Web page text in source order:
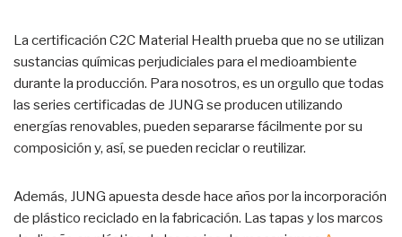
La certificación C2C Material Health prueba que no se utilizan
sustancias químicas perjudiciales para el medioambiente
durante la producción. Para nosotros, es un orgullo que todas
las series certificadas de JUNG se producen utilizando
energías renovables, pueden separarse fácilmente por su
composición y, así, se pueden reciclar o reutilizar.
Además, JUNG apuesta desde hace años por la incorporación
de plástico reciclado en la fabricación. Las tapas y los marcos